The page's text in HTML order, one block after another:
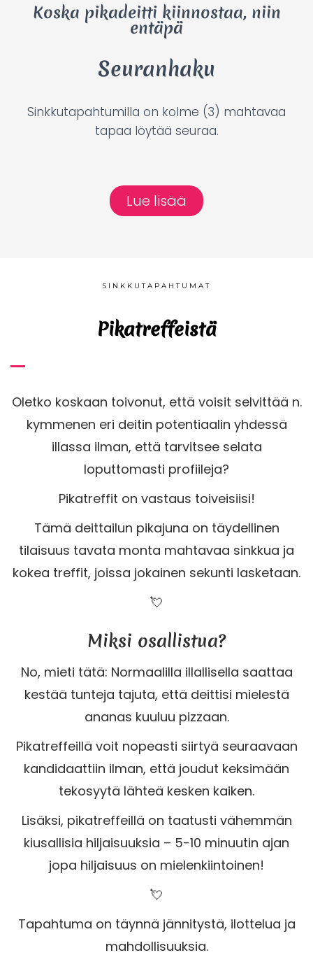
Koska pikadeitti kiinnostaa, niin
entäpä
Seuranhaku
Sinkkutapahtumilla on kolme (3) mahtavaa
tapaa löytää seuraa.
Lue lisää
SINKKUTAPAHTUMAT
Pikatreffeistä
Oletko koskaan toivonut, että voisit selvittää n.
kymmenen eri deitin potentiaalin yhdessä
illassa ilman, että tarvitsee selata
loputtomasti profiileja?
Pikatreffit on vastaus toiveisiisi!
Tämä deittailun pikajuna on täydellinen
tilaisuus tavata monta mahtavaa sinkkua ja
kokea treffit, joissa jokainen sekunti lasketaan.
💘
Miksi osallistua?
No, mieti tätä: Normaalilla illallisella saattaa
kestää tunteja tajuta, että deittisi mielestä
ananas kuuluu pizzaan.
Pikatreffeillä voit nopeasti siirtyä seuraavaan
kandidaattiin ilman, että joudut keksimään
tekosyytä lähteä kesken kaiken.
Lisäksi, pikatreffeillä on taatusti vähemmän
kiusallisia hiljaisuuksia – 5-10 minuutin ajan
jopa hiljaisuus on mielenkiintoinen!
💘
Tapahtuma on täynnä jännitystä, ilottelua ja
mahdollisuuksia.